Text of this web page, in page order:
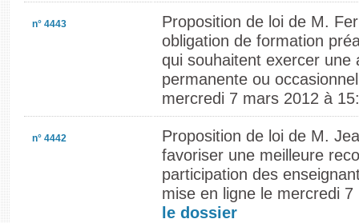
n° 4443
Proposition de loi de M.
obligation de formation
qui souhaitent exercer une
permanente ou
mercredi 7 mars 2012 à
n° 4442
Proposition de loi de M.
favoriser une meilleure
participation des
mise en ligne le mercredi
le dossier